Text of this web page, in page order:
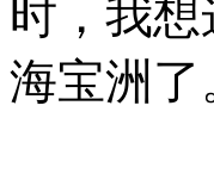
时，我
海宝洲了